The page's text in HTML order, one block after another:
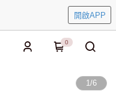
開啟APP
0
1/6